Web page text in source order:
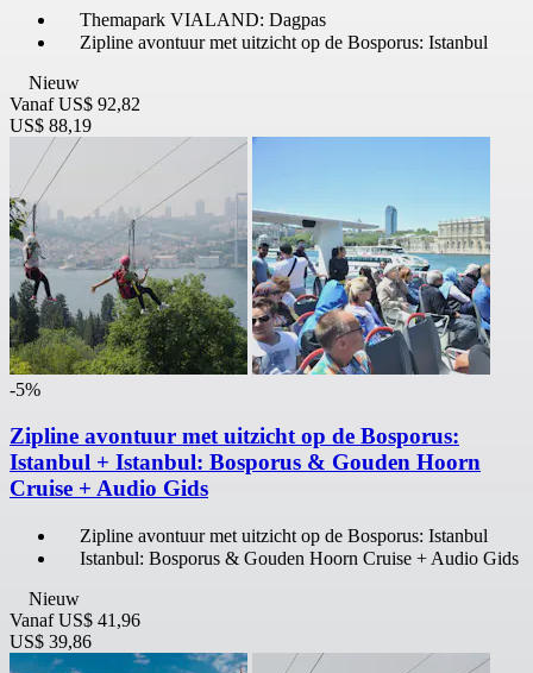
Themapark VIALAND: Dagpas
Zipline avontuur met uitzicht op de Bosporus: Istanbul
Nieuw
Vanaf US$ 92,82
US$ 88,19
-5%
Zipline avontuur met uitzicht op de Bosporus:
Istanbul + Istanbul: Bosporus & Gouden Hoorn
Cruise + Audio Gids
Zipline avontuur met uitzicht op de Bosporus: Istanbul
Istanbul: Bosporus & Gouden Hoorn Cruise + Audio Gids
Nieuw
Vanaf US$ 41,96
US$ 39,86